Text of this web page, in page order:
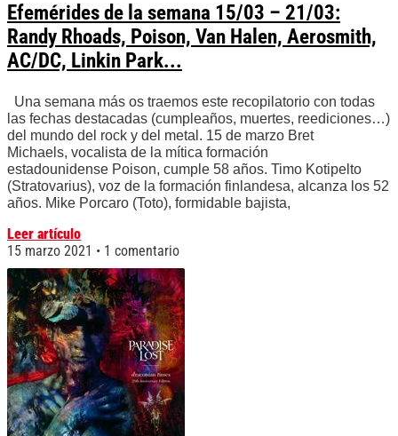
Efemérides de la semana 15/03 – 21/03:
Randy Rhoads, Poison, Van Halen, Aerosmith,
AC/DC, Linkin Park...
Una semana más os traemos este recopilatorio con todas
las fechas destacadas (cumpleaños, muertes, reediciones…)
del mundo del rock y del metal. 15 de marzo Bret
Michaels, vocalista de la mítica formación
estadounidense Poison, cumple 58 años. Timo Kotipelto
(Stratovarius), voz de la formación finlandesa, alcanza los 52
años. Mike Porcaro (Toto), formidable bajista,
Leer artículo
15 marzo 2021
1 comentario